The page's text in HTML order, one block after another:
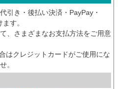
引き・後払い決済・PayPay・
す。
、さまざまなお支払方法をご用意
はクレジットカードがご使用にな
。